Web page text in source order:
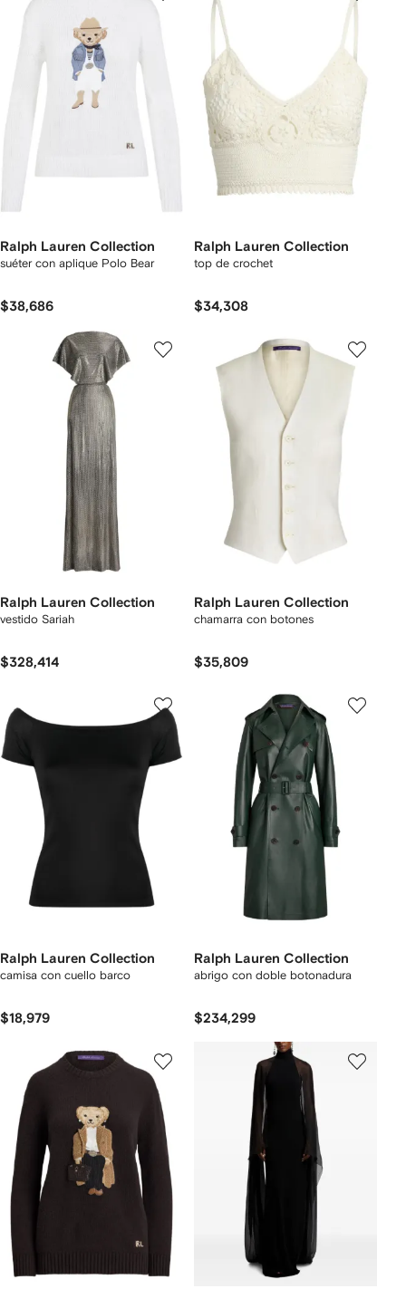
Ralph Lauren Collection
suéter con aplique Polo Bear
$38,686
Ralph Lauren Collection
top de crochet
$34,308
Ralph Lauren Collection
vestido Sariah
$328,414
Ralph Lauren Collection
chamarra con botones
$35,809
Ralph Lauren Collection
camisa con cuello barco
$18,979
Ralph Lauren Collection
abrigo con doble botonadura
$234,299